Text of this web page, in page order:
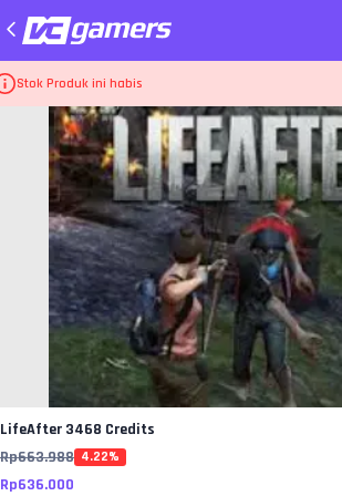
Stok Produk ini habis
Top Up Game LifeAfter
LifeAfter 3468 Credits
Rp663.988 4.22%
Rp636.000